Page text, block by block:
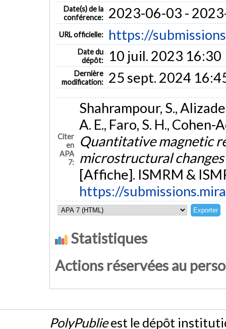
Date(s) de la
conférence:
2023-06-03 -
URL officielle: https://
Date du
dépôt:
10 juil. 2023 16:30
Dernière
modification:
25 sept. 2024
Citer
en
APA
7:
Shahrampour, S.,
A. E., Faro, S. H.,
Quantitative magnetic
microstructural
[Affiche]. ISMRM &
https://
Statistiques
Actions réservées au
PolyPublieest le dépôt